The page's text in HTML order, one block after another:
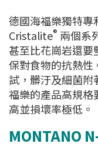
德國海福樂獨特
Cristalite® 兩個系
甚至比花崗岩還
保對食物的抗熱性
試，髒汙及細菌
福樂的產品高規格
高並損壞率極低。
MONTANO